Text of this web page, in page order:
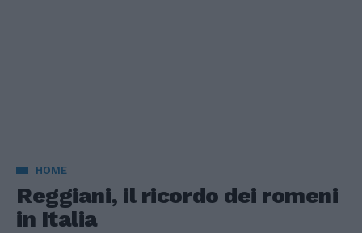
HOME
Reggiani, il ricordo dei romeni
in Italia